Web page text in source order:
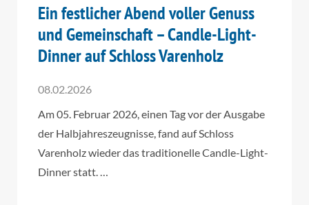
Ein festlicher Abend voller Genuss
und Gemeinschaft – Candle-Light-
Dinner auf Schloss Varenholz
08.02.2026
Am 05. Februar 2026, einen Tag vor der Ausgabe
der Halbjahreszeugnisse, fand auf Schloss
Varenholz wieder das traditionelle Candle-Light-
Dinner statt. …